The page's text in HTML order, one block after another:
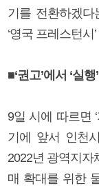
기를 전환하겠다
‘영국 프레스턴
■‘권고’에서 ‘실
9일 시에 따르면
기에 앞서 인천
2022년 광역지자
매 확대를 위한